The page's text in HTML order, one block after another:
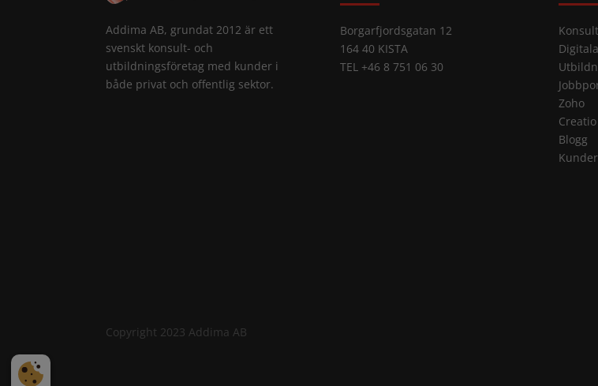
Addima AB, grundat 2012 är ett
svenskt konsult- och
utbildningsföretag med kunder i
både privat och offentlig sektor.
Borgarfjordsgatan 12
164 40 KISTA
TEL +46 8 751 06 30
Zoho
Creatio
Blogg
Kunder
Copyright 2023 Addima AB